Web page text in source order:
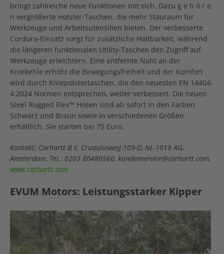
bringt zahlreiche neue Funktionen mit sich. Dazu g e h ö r e
n vergrößerte Holster-Taschen, die mehr Stauraum für
Werkzeuge und Arbeitsutensilien bieten. Der verbesserte
Cordura-Einsatz sorgt für zusätzliche Haltbarkeit, während
die längeren funktionalen Utility-Taschen den Zugriff auf
Werkzeuge erleichtern. Eine entfernte Naht an der
Kniekehle erhöht die Bewegungsfreiheit und der Komfort
wird durch Kniepolstertaschen, die den neuesten EN 14404-
4:2024 Normen entsprechen, weiter verbessert. Die neuen
Steel Rugged Flex™ Hosen sind ab sofort in den Farben
Schwarz und Braun sowie in verschiedenen Größen
erhältlich. Sie starten bei 75 Euro.
Kontakt: Carhartt B.V, Cruquiusweg 109-D, NL-1019 AG,
Amsterdam, Tel.: 0203 80480560, kundenservice@carhartt.com,
www.carhartt.com
EVUM Motors: Leistungsstarker Kipper